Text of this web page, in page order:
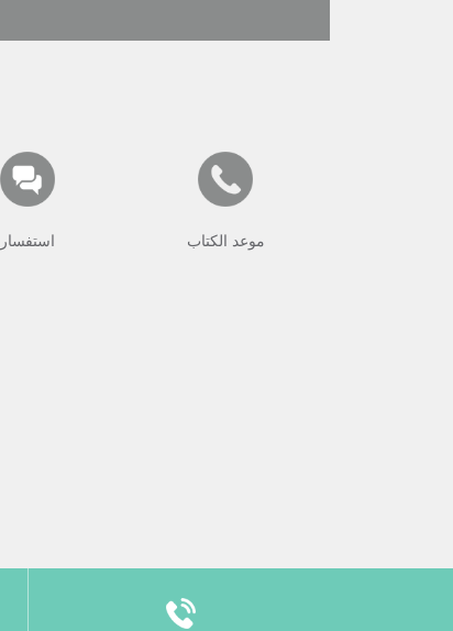
موعد الكتاب استفسار